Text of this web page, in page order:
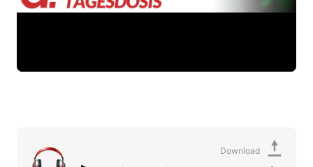
Download